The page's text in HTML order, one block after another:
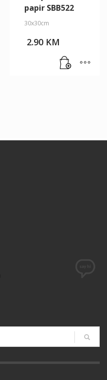
papir SBB522
30x30cm
2.90 KM